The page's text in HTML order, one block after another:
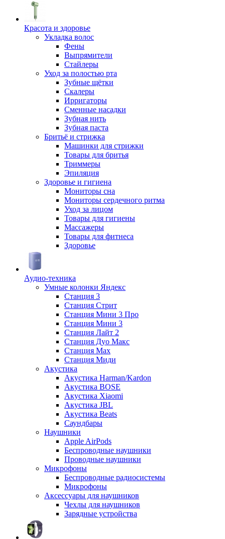
Красота и здоровье
Укладка волос
Фены
Выпрямители
Стайлеры
Уход за полостью рта
Зубные щётки
Скалеры
Ирригаторы
Сменные насадки
Зубная нить
Зубная паста
Бритьё и стрижка
Машинки для стрижки
Товары для бритья
Триммеры
Эпиляция
Здоровье и гигиена
Мониторы сна
Мониторы сердечного ритма
Уход за лицом
Товары для гигиены
Массажеры
Товары для фитнеса
Здоровье
Аудио-техника
Умные колонки Яндекс
Станция 3
Станция Стрит
Станция Мини 3 Про
Станция Мини 3
Станция Лайт 2
Станция Дуо Макс
Станция Max
Станция Миди
Акустика
Акустика Harman/Kardon
Акустика BOSE
Акустика Xiaomi
Акустика JBL
Акустика Beats
Саундбары
Наушники
Apple AirPods
Беспроводные наушники
Проводные наушники
Микрофоны
Беспроводные радиосистемы
Микрофоны
Аксессуары для наушников
Чехлы для наушников
Зарядные устройства